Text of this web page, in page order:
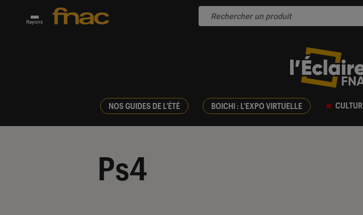
Rayons
NOS GUIDES DE L'ÉTÉ BOICHI : L'EXPO VIRTUELLE
Ps4